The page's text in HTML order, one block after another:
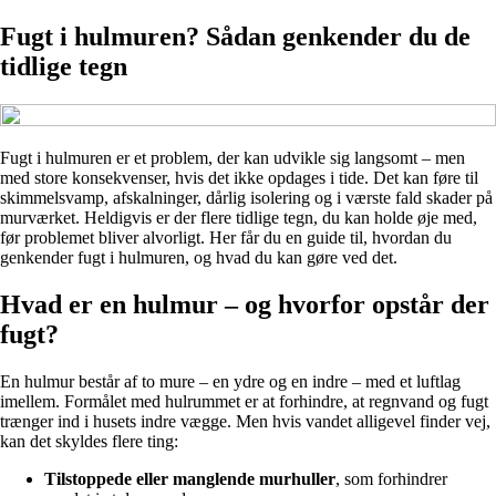
Fugt i hulmuren? Sådan genkender du de
tidlige tegn
Fugt i hulmuren er et problem, der kan udvikle sig langsomt – men
med store konsekvenser, hvis det ikke opdages i tide. Det kan føre til
skimmelsvamp, afskalninger, dårlig isolering og i værste fald skader på
murværket. Heldigvis er der flere tidlige tegn, du kan holde øje med,
før problemet bliver alvorligt. Her får du en guide til, hvordan du
genkender fugt i hulmuren, og hvad du kan gøre ved det.
Hvad er en hulmur – og hvorfor opstår der
fugt?
En hulmur består af to mure – en ydre og en indre – med et luftlag
imellem. Formålet med hulrummet er at forhindre, at regnvand og fugt
trænger ind i husets indre vægge. Men hvis vandet alligevel finder vej,
kan det skyldes flere ting:
Tilstoppede eller manglende murhuller, som forhindrer